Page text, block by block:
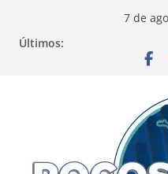
7 de
Últimos: